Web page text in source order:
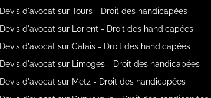
Devis d'avocat sur Tours - Droit des handicapées
Devis d'avocat sur Lorient - Droit des handicapées
Devis d'avocat sur Calais - Droit des handicapées
Devis d'avocat sur Limoges - Droit des handicapées
Devis d'avocat sur Metz - Droit des handicapées